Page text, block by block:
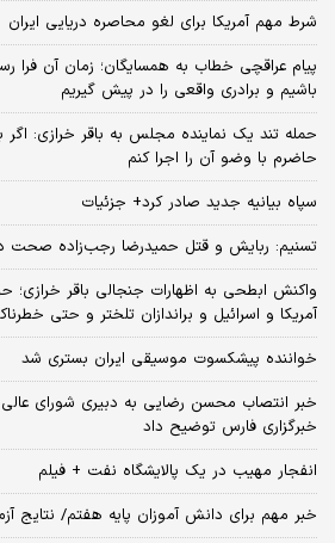
شرط مهم آمریکا برای لغو محاصره دریایی ایران
پیام عراقچی خطاب به همسایگان؛ زمان آن
باشیم و برادری واقعی را در پیش گیریم
حمله تند یک نماینده مجلس به باقر خرازی:
حاضرم با وضو آن را اجرا کنم
سپاه بیانیه جدید صادر کرد+ جزئیات
تسنیم: ربایش و قتل حمیدرضا رجب‌زاده صحت
واکنش ابطحی به اظهارات جنجالی باقر
آمریکا و اسرائیل و براندازان تلختر و حتی
خواننده پیشکسوت موسیقی ایران بستری شد
خبر انتصاب محسن رضایی به دبیری شورای
خبرگزاری فارس توضیح داد
انفجار مهیب در یک پالایشگاه نفت + فیلم
خبر مهم برای دانش آموزان پایه هفتم/ نتایج